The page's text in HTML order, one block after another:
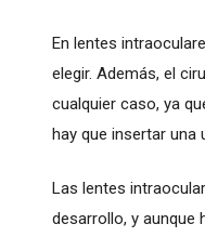
En lentes
elegir. Además, el
cualquier caso, ya
hay que insertar una
Las lentes
desarrollo, y aunque